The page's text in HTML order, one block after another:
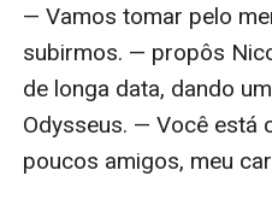
— Vamos tomar pelo
subirmos. — propôs
de longa data, dando
Odysseus. — Você está
poucos amigos, meu